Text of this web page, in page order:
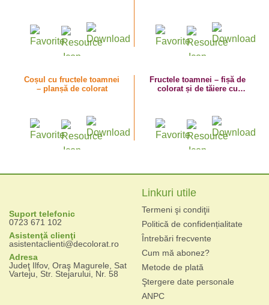
Coșul cu fructele toamnei
– planșă de colorat
Fructele toamnei – fișă de
colorat și de tăiere cu
Suport telefonic
0723 671 102
Asistenţă clienţi
asistentaclienti@decolorat.ro
Adresa
Judeţ Ilfov, Oraş Magurele, Sat
Varteju, Str. Stejarului, Nr. 58
Linkuri utile
Termeni şi condiţii
Politică de confidențialitate
Întrebări frecvente
Cum mă abonez?
Metode de plată
Ştergere date personale
ANPC